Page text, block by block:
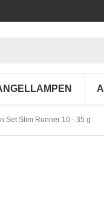
Set Slim Runner 10 - 35 g